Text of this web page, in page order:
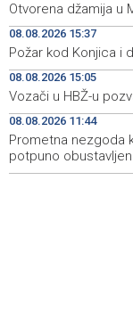
Vozači u
cestama
14:49
Bh. Muay
najbrojnijem sastavu
14:30
Sutra
jugu do 39 stepeni
14:23
Sarajevo
Otvorena džamija u
08.08.2026 15:37
Požar kod Konjica i
08.08.2026 15:05
Vozači u HBŽ-u
08.08.2026 11:44
Prometna nezgoda
potpuno obustavljen